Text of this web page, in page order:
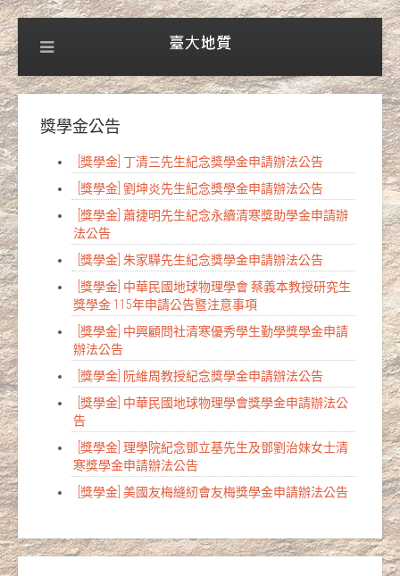
獎學金公告
[獎學金] 丁清三先生紀念獎學金申請辦法公告
[獎學金] 劉坤炎先生紀念獎學金申請辦法公告
[獎學金] 蕭捷明先生紀念永續清寒獎助學金申請辦
法公告
[獎學金] 朱家驊先生紀念獎學金申請辦法公告
[獎學金] 中華民國地球物理學會 蔡義本教授研究生
獎學金 115年申請公告暨注意事項
[獎學金] 中興顧問社清寒優秀學生勤學獎學金申請
辦法公告
[獎學金] 阮維周教授紀念獎學金申請辦法公告
[獎學金] 中華民國地球物理學會獎學金申請辦法公
告
[獎學金] 理學院紀念鄧立基先生及鄧劉治妹女士清
寒獎學金申請辦法公告
[獎學金] 美國友梅縫紉會友梅獎學金申請辦法公告